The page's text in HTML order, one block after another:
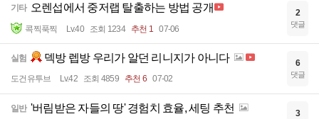
기타 오렌섭에서 중저랩 탈출하는 방법 공개
콕찍푹찍 Lv.40 조회 1234 추천 1 07-06
2
댓글
실험 덱방 렙방 우리가 알던 리니지가 아니다
도건유투브 Lv.42 조회 4859 추천 6 07-02
6
댓글
일반 '버림받은 자들의 땅' 경험치 효율, 세팅 추천 3